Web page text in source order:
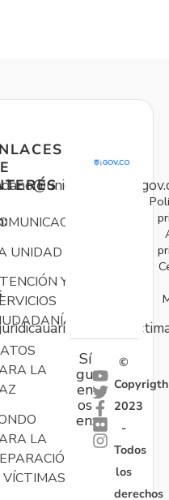
UNIDAD
Y
LA
LA
Sí
gu
en
os
en:
©
Copyrigth
2023
-
Todos
los
derechos